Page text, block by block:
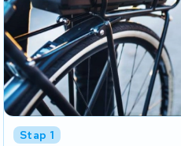
Stap 1